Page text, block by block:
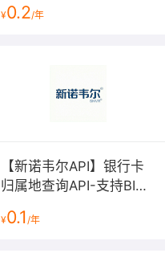
ip地址定位-ip查询【支持
¥0.2/年
【新诺韦尔API】银行卡
归属地查询API-支持BIN
¥0.1/年